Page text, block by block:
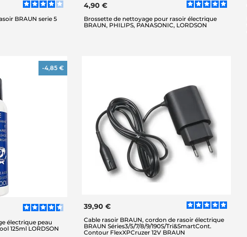
BRAUN serie 5
4,90 €
Brossette de nettoyage pour rasoir électrique
BRAUN, PHILIPS, PANASONIC, LORDSON
-4,85 €
électrique peau
125ml LORDSON
39,90 €
Cable rasoir BRAUN, cordon de rasoir électrique
BRAUN Séries3/5/7/8/9/190S/Tri&SmartCont.
Contour FlexXPCruzer 12V BRAUN